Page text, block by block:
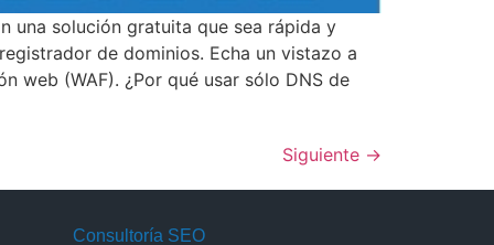
una solución gratuita que sea rápida y
de dominios. Echa un vistazo a
web (WAF). ¿Por qué usar sólo DNS de
Siguiente →
Consultoría SEO